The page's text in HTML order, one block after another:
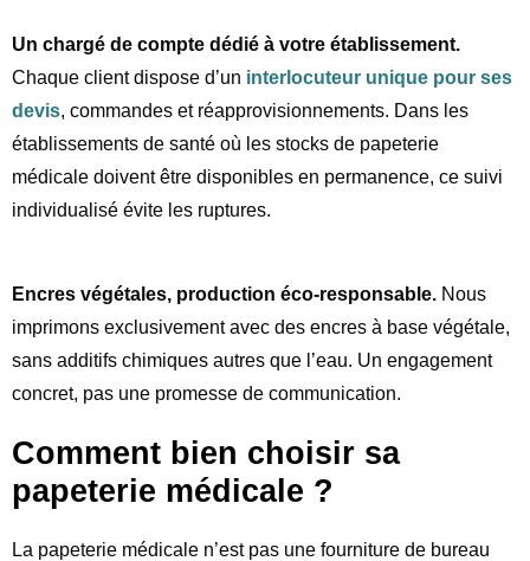
Un chargé de compte dédié à votre établissement.
Chaque client dispose d’un interlocuteur unique pour ses
devis, commandes et réapprovisionnements. Dans les
établissements de santé où les stocks de papeterie
médicale doivent être disponibles en permanence, ce suivi
individualisé évite les ruptures.
Encres végétales, production éco-responsable. Nous
imprimons exclusivement avec des encres à base végétale,
sans additifs chimiques autres que l’eau. Un engagement
concret, pas une promesse de communication.
Comment bien choisir sa
papeterie médicale ?
La papeterie médicale n’est pas une fourniture de bureau